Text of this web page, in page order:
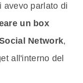
avevo parlato di
un box
Network,
all'interno del